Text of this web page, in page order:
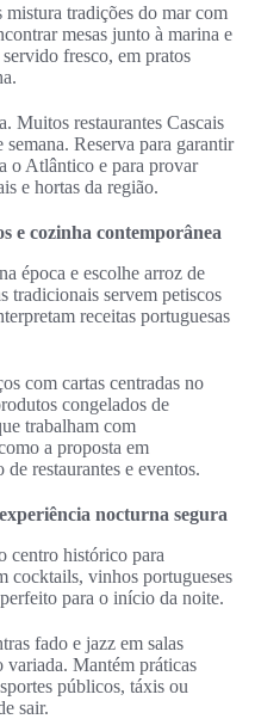
mistura tradições do mar com
mesas junto à marina e
fresco, em pratos
Muitos restaurantes Cascais
Reserva para garantir
o Atlântico e para provar
e hortas da região.
e cozinha contemporânea
época e escolhe arroz de
tradicionais servem petiscos
receitas portuguesas
com cartas centradas no
congelados de
trabalham com
a proposta em
de restaurantes e eventos.
nocturna segura
centro histórico para
cocktails, vinhos portugueses
para o início da noite.
fado e jazz em salas
variada. Mantém práticas
públicos, táxis ou
sair.